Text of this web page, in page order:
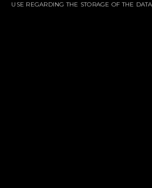
USE REGARDING THE STORAGE OF THE